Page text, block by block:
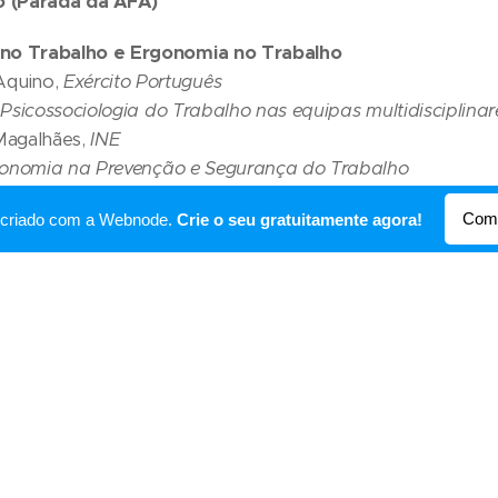
Trabalho e Ergonomia no Trabalho
Exército Português
do Trabalho nas equipas
INE
na Prevenção e Segurança do Trabalho
as implicações negativas nas organizações
ISEG
com a Webnode. Crie o seu gratuitamente agora!